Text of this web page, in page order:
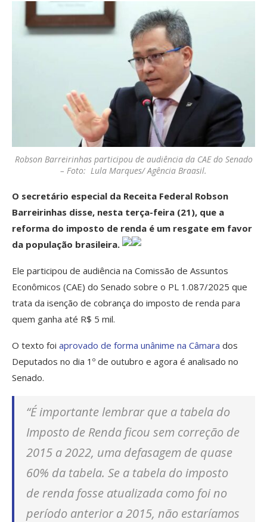
Robson Barreirinhas participou de audiência da CAE do Senado
– Foto: Lula Marques/ Agência Braasil.
O secretário especial da Receita Federal Robson
Barreirinhas disse, nesta terça-feira (21), que a
reforma do imposto de renda é um resgate em favor
da população brasileira.
Ele participou de audiência na Comissão de Assuntos
Econômicos (CAE) do Senado sobre o PL 1.087/2025 que
trata da isenção de cobrança do imposto de renda para
quem ganha até R$ 5 mil.
O texto foi aprovado de forma unânime na Câmara dos
Deputados no dia 1º de outubro e agora é analisado no
Senado.
“É importante lembrar que a tabela do
Imposto de Renda ficou sem correção de
2015 a 2022, uma defasagem de quase
60% da tabela. Se a tabela do imposto
de renda fosse atualizada como foi no
período anterior a 2015, não estaríamos